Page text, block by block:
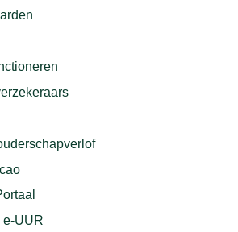
e-UUR